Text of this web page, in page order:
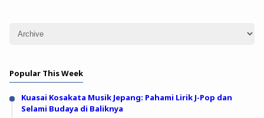
Popular This Week
Kuasai Kosakata Musik Jepang: Pahami Lirik J-Pop dan
Selami Budaya di Baliknya